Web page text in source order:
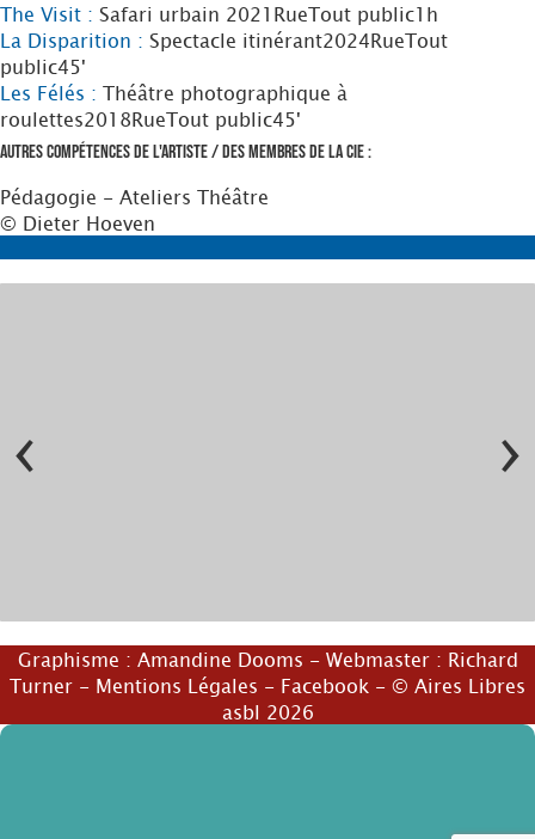
The Visit : Safari urbain 2021 RueTout public1h
La Disparition : Spectacle itinérant2024RueTout
public45'
Les Félés : Théâtre photographique à
roulettes2018RueTout public45'
Autres compétences de l'artiste / des membres de la Cie :
Pédagogie - Ateliers Théâtre
© Dieter Hoeven
© Dieter Hoeven
‹ ›
Graphisme : Amandine Dooms - Webmaster : Richard
Turner - Mentions Légales - Facebook - © Aires Libres
asbl 2026